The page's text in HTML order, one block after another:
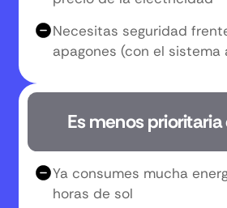
Necesitas seguridad
apagones (con el sistema
Es menos prioritaria
Ya consumes mucha
horas de sol